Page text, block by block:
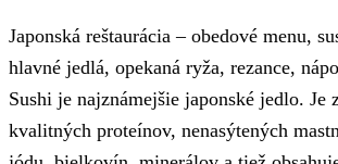
Japonská reštaurácia – obedové menu,
hlavné jedlá, opekaná ryža, rezance,
Sushi je najznámejšie japonské jedlo. Je
kvalitných proteínov, nenasýtených